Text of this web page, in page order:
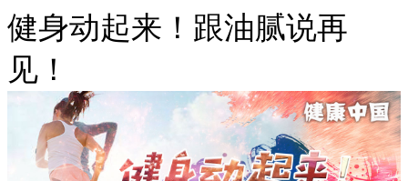
健身动起来！跟油腻说再
见！